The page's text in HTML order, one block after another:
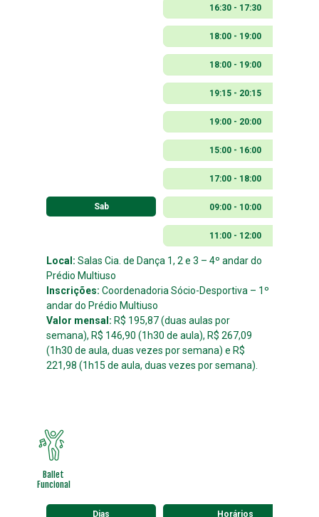
16:30 - 17:30
18:00 - 19:00
18:00 - 19:00
19:15 - 20:15
19:00 - 20:00
15:00 - 16:00
17:00 - 18:00
Sab 09:00 - 10:00
11:00 - 12:00
Local: Salas Cia. de Dança 1, 2 e 3 – 4º andar do
Prédio Multiuso
Inscrições: Coordenadoria Sócio-Desportiva – 1º
andar do Prédio Multiuso
Valor mensal: R$ 195,87 (duas aulas por
semana), R$ 146,90 (1h30 de aula), R$ 267,09
(1h30 de aula, duas vezes por semana) e R$
221,98 (1h15 de aula, duas vezes por semana).
Ballet
Funcional
Dias Horários